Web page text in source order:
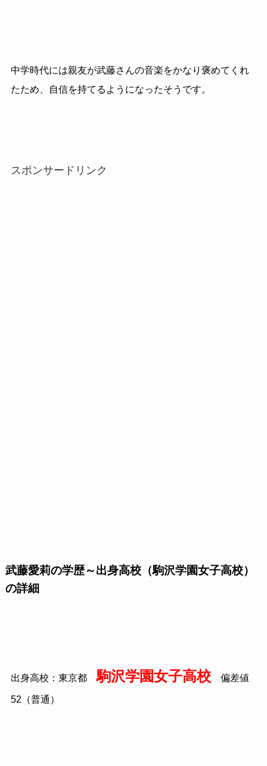
中学時代には親友が武藤さんの音楽をかなり褒めてくれ
たため、自信を持てるようになったそうです。
スポンサードリンク
武藤愛莉の学歴～出身高校（駒沢学園女子高校）
の詳細
出身高校：東京都駒沢学園女子高校偏差値
52（普通）